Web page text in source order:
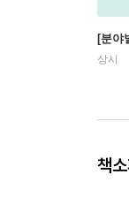
[분야
상시
책